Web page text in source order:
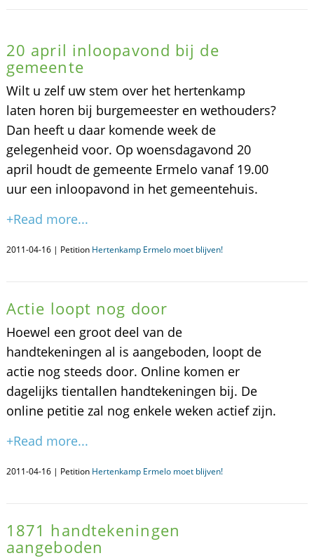
20 april inloopavond bij de
gemeente
Wilt u zelf uw stem over het hertenkamp
laten horen bij burgemeester en wethouders?
Dan heeft u daar komende week de
gelegenheid voor. Op woensdagavond 20
april houdt de gemeente Ermelo vanaf 19.00
uur een inloopavond in het gemeentehuis.
+Read more...
2011-04-16 | Petition Hertenkamp Ermelo moet blijven!
Actie loopt nog door
Hoewel een groot deel van de
handtekeningen al is aangeboden, loopt de
actie nog steeds door. Online komen er
dagelijks tientallen handtekeningen bij. De
online petitie zal nog enkele weken actief zijn.
+Read more...
2011-04-16 | Petition Hertenkamp Ermelo moet blijven!
1871 handtekeningen
aangeboden